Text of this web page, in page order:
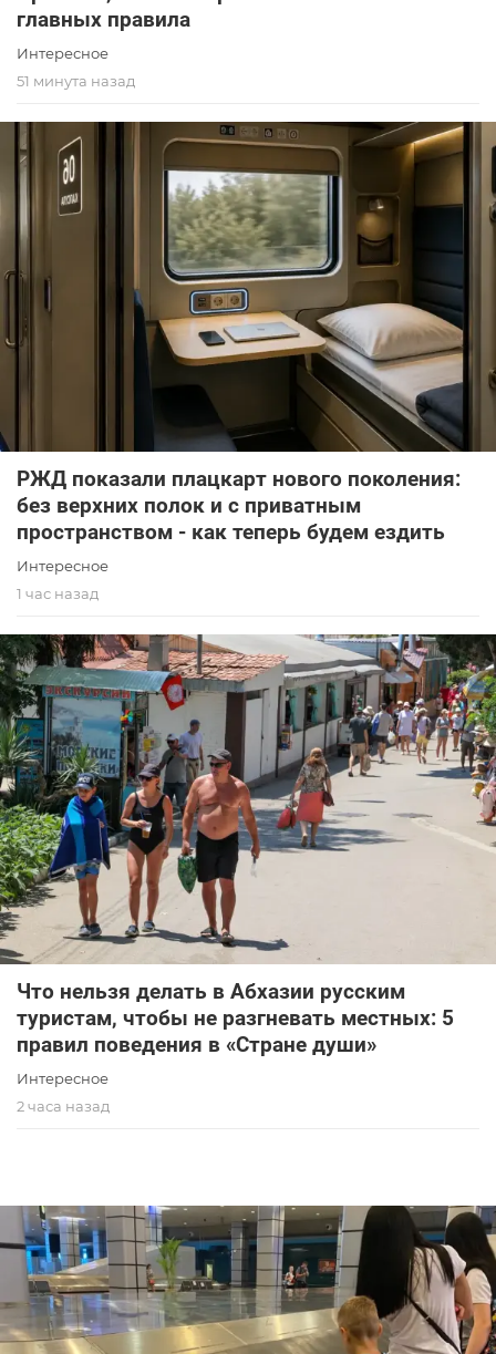
главных правила
Интересное
51 минута назад
РЖД показали плацкарт нового поколения:
без верхних полок и с приватным
пространством - как теперь будем ездить
Интересное
1 час назад
Что нельзя делать в Абхазии русским
туристам, чтобы не разгневать местных: 5
правил поведения в «Стране души»
Интересное
2 часа назад